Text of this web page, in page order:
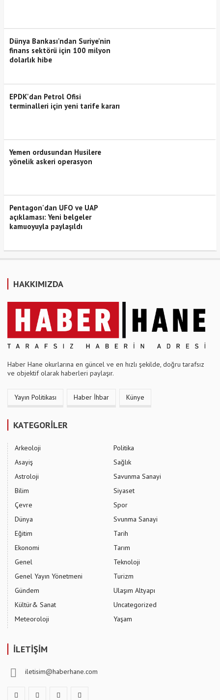
Dünya Bankası'ndan Suriye'nin
finans sektörü için 100 milyon
dolarlık hibe
EPDK'dan Petrol Ofisi
terminalleri için yeni tarife kararı
Yemen ordusundan Husilere
yönelik askeri operasyon
Pentagon'dan UFO ve UAP
açıklaması: Yeni belgeler
kamuoyuyla paylaşıldı
HAKKIMIZDA
Haber Hane okurlarına en güncel ve en hızlı şekilde, doğru tarafsız
ve objektif olarak haberleri paylaşır.
Yayın Politikası Haber İhbar Künye
KATEGORİLER
Arkeoloji
Asayiş
Astroloji
Bilim
Çevre
Dünya
Eğitim
Ekonomi
Genel
Genel Yayın Yönetmeni
Gündem
Kültür& Sanat
Meteoroloji
Politika
Sağlık
Savunma Sanayi
Siyaset
Spor
Svunma Sanayi
Tarih
Tarım
Teknoloji
Turizm
Ulaşım Altyapı
Uncategorized
Yaşam
İLETİŞİM
iletisim@haberhane.com